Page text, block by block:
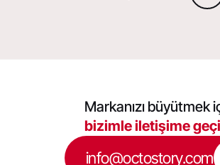
Markanızı büyütmek
bizimle iletişime
info@octostory.com